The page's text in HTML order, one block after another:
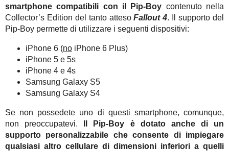
smartphone compatibili con il Pip-Boy contenuto nella
Collector’s Edition del tanto attesoFallout 4. Il supporto del
Pip-Boy permette di utilizzare i seguenti dispositivi:
iPhone 6 (no iPhone 6 Plus)
iPhone 5 e 5s
iPhone 4 e 4s
Samsung Galaxy S5
Samsung Galaxy S4
Se non possedete uno di questi smartphone, comunque,
non preoccupatevi.
Il Pip-Boy è dotato anche di un
supporto personalizzabile che consente di impiegare
qualsiasi altro cellulare di dimensioni inferiori a quelli